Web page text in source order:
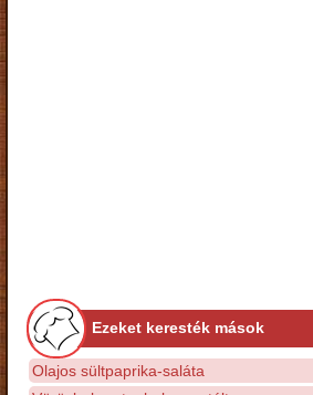
Ezeket keresték mások
Olajos sültpaprika-saláta